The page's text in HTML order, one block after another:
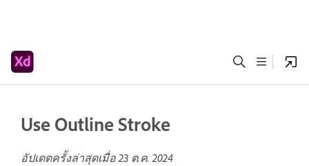
Use Outline Stroke
อัปเดตครั้งล่าสุดเมื่อ23 ต.ค. 2024